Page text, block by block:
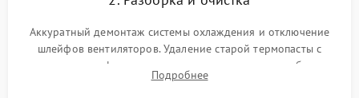
Аккуратный демонтаж системы охлаждения и отключение
шлейфов вентиляторов. Удаление старой термопасты с
кристалла графического чипа и термопрокладок с банок
памяти и зоны VRM. Очистка платы от пыли и окислов.
Подробнее